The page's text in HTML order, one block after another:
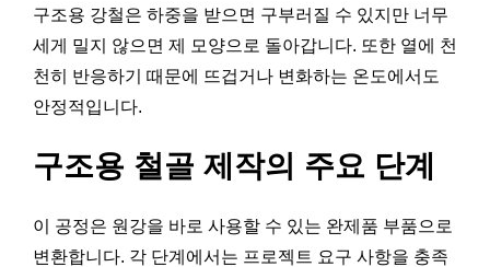
구조용 강철은 하중을 받으면 구부러질 수 있지만 너무
세게 밀지 않으면 제 모양으로 돌아갑니다. 또한 열에 천
천히 반응하기 때문에 뜨겁거나 변화하는 온도에서도
안정적입니다.
구조용 철골 제작의 주요 단계
이 공정은 원강을 바로 사용할 수 있는 완제품 부품으로
변환합니다. 각 단계에서는 프로젝트 요구 사항을 충족